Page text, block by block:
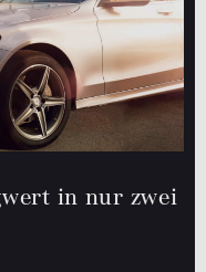
in nur zwei